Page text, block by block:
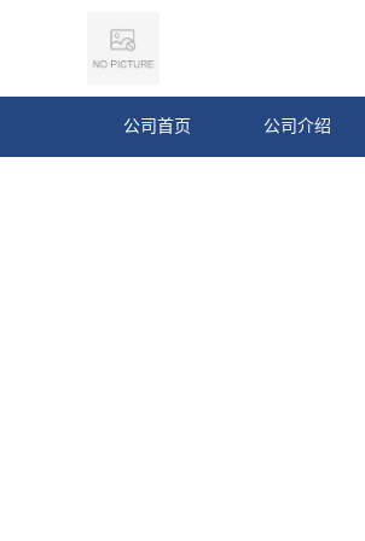
公司首页 公司介绍